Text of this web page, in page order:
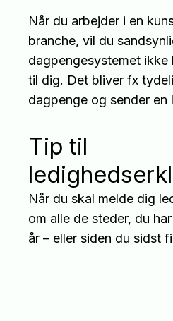
Når du arbejder i en
branche, vil du
dagpengesystemet
til dig. Det bliver fx
dagpenge og sender
Tip til
Når du skal melde dig
om alle de steder, du
år – eller siden du sidst